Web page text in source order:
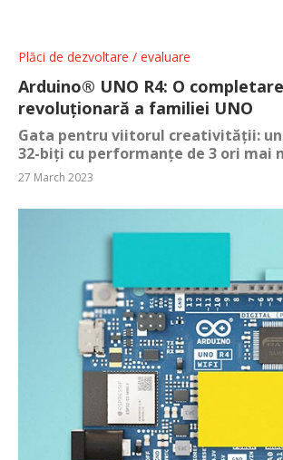
Plăci de dezvoltare / evaluare
Arduino® UNO R4: O completare
revoluționară a familiei UNO
Gata pentru viitorul creativității: un
32-biți cu performanțe de 3 ori mai
27 March 2023